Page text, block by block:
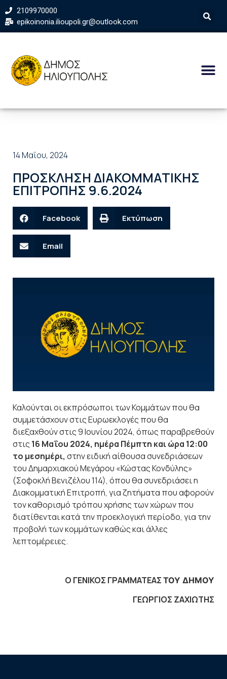
2109970000
epikoinonia.ilioupoli.gr@outlook.com
14 Μαΐου, 2024
ΠΡΟΣΚΛΗΣΗ ΔΙΑΚΟΜΜΑΤΙΚΗΣ
ΕΠΙΤΡΟΠΗΣ 9.6.2024
Facebook Εκτύπωση
Email
Καλούνται οι εκπρόσωποι των Κομμάτων που θα
συμμετάσχουν στις Ευρωεκλογές που θα
διεξαχθούν στις 9 Ιουνίου 2024, όπως παραβρεθούν
στις 16 Μαΐου 2024, ημέρα Πέμπτη και ώρα 12:00
το μεσημέρι, στην ειδική αίθουσα συνεδριάσεων
του Δημαρχιακού Μεγάρου «Κώστας Κονδύλης»
(Σοφοκλή Βενιζέλου 114), όπου θα συνεδριάσει η
Διακομματική Επιτροπή, για ζητήματα που αφορούν
τον καθορισμό τρόπου χρήσης των χώρων που
διατίθενται κατά την προεκλογική περίοδο, για την
προβολή των κομμάτων καθώς και άλλες
λεπτομέρειες.
Ο ΓΕΝΙΚΟΣ ΓΡΑΜΜΑΤΕΑΣ ΤΟΥ ΔΗΜΟΥ
ΓΕΩΡΓΙΟΣ ΖΑΧΙΩΤΗΣ